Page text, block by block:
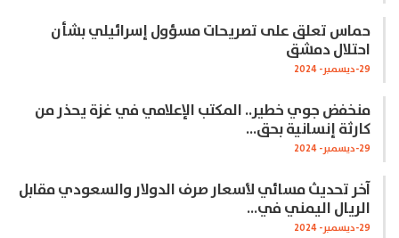
حماس تعلق على تصريحات مسؤول إسرائيلي بشأن
احتلال دمشق
29-ديسمبر- 2024
منخفض جوي خطير.. المكتب الإعلامي في غزة يحذر من
كارثة إنسانية بحق…
29-ديسمبر- 2024
آخر تحديث مسائي لأسعار صرف الدولار والسعودي مقابل
الريال اليمني في…
29-ديسمبر- 2024